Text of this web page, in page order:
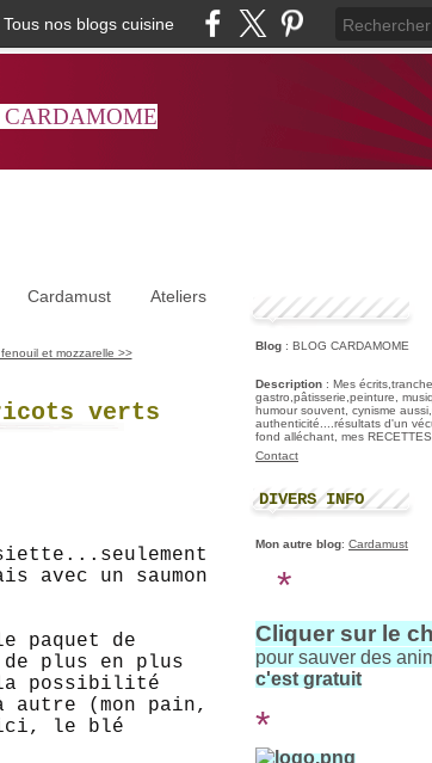
Tous nos blogs cuisine
Cardamust
Ateliers
et mozzarelle >>
verts
avec un saumon
paquet de
plus en plus
possibilité
autre (mon pain,
ici, le blé
Blog : BLOG CARDAMOME
Description : Mes
gastro,pâtisserie,peinture,
humour souvent, cynisme
authenticité....résultats d'un
fond alléchant, mes
Contact
DIVERS INFO
Mon autre blog: Cardamust
*
Cliquer sur le
pour sauver des
c'est gratuit
*